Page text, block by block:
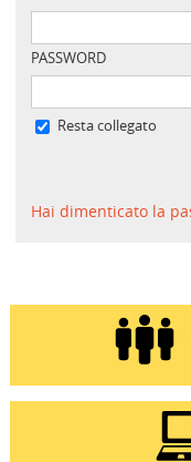
PASSWORD
Resta collegato
Hai dimenticato la